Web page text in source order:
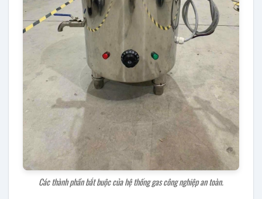
Các thành phần bắt buộc của hệ thống gas công nghiệp an toàn.